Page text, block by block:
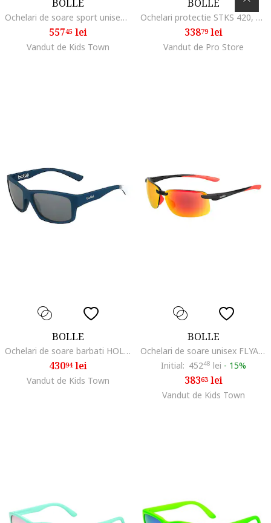
BOLLE
Ochelari de soare sport unisex FLYAIR 12287 65mm
55745lei
Vandut de Kids Town
BOLLE
Ochelari protectie STKS 420, polarizati, transparent, 57x43x128mm
33879lei
Vandut de Pro Store
BOLLE
Ochelari de soare barbati HOLMAN 12360 58mm
43094lei
Vandut de Kids Town
BOLLE
Ochelari de soare unisex FLYAIR 12419 65mm
Initial: 45248 lei - 15%
38363lei
Vandut de Kids Town